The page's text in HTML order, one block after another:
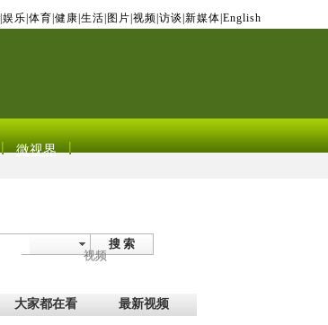
娱乐 体育 健康 生活 图片 视频 访谈 新媒体 English
微视界
搜 索
视频
大家都在看 最新视频